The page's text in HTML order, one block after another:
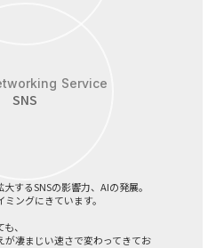
Service
SNS
するSNSの影響力、AIの発展。
ングにきています。
、
が凄まじい速さで変わってきてお